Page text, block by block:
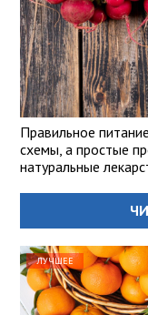
Правильное
схемы, а простые
натуральные
ЛУЧШЕЕ